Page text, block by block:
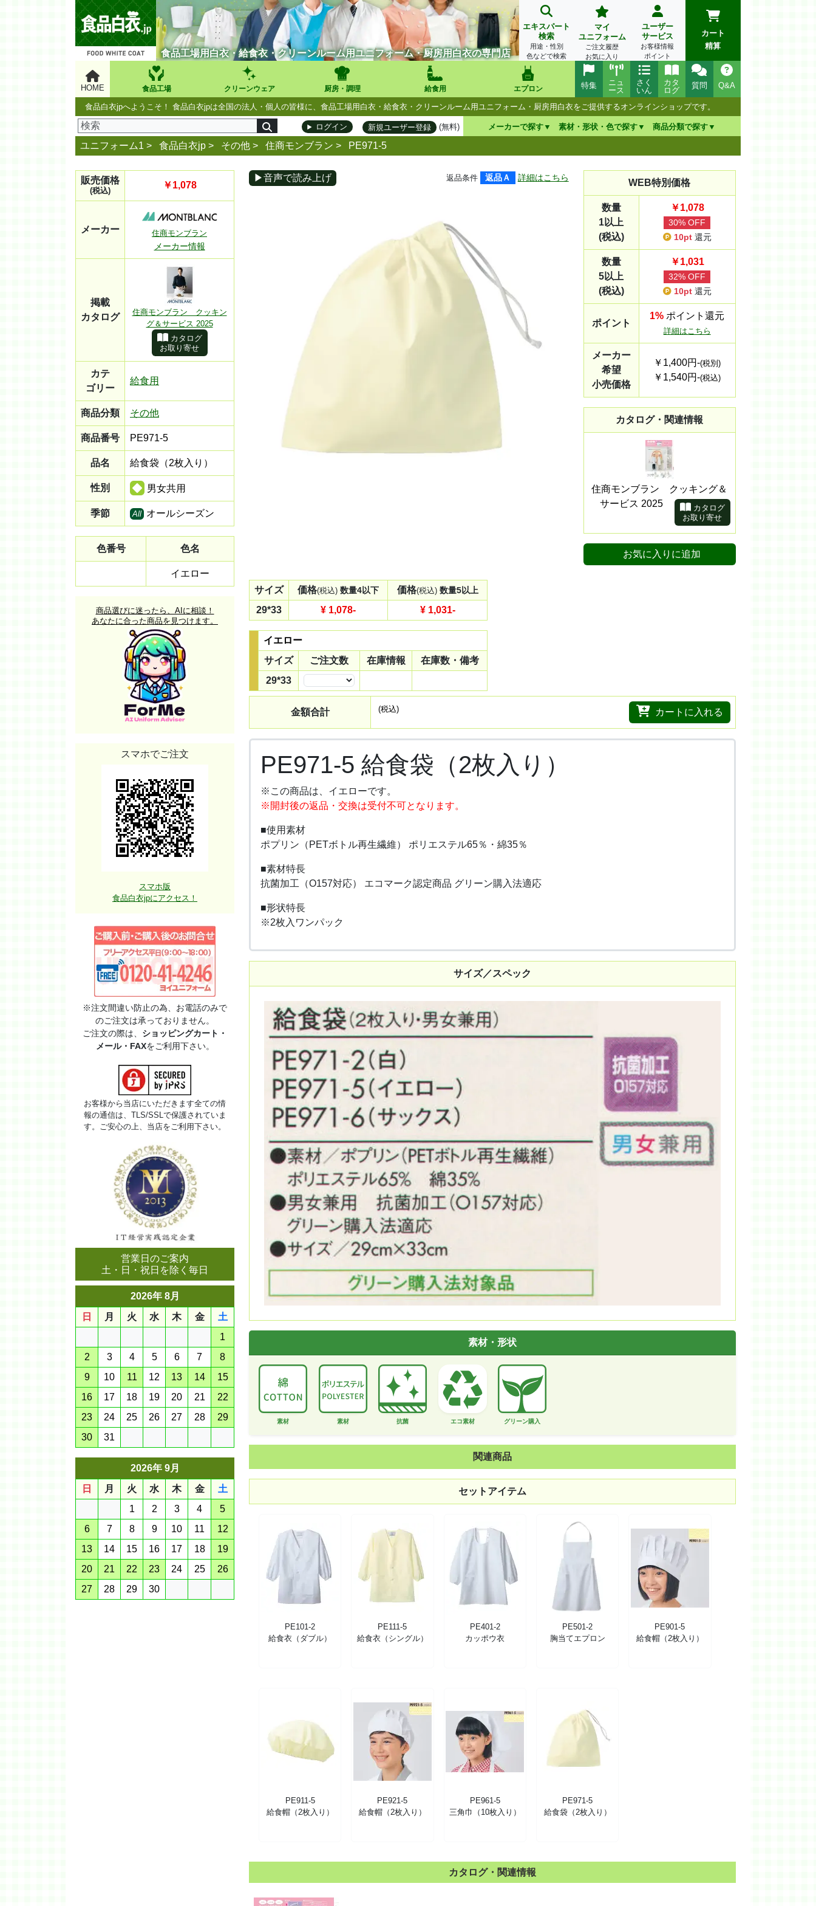
食品工場用白衣・給食衣・クリーンルーム用ユニフォーム・厨房用白衣の専門店
エキスパート
検索
用途・性別
色などで検索
マイ
ユニフォーム
ご注文履歴
お気に入り
ユーザー
サービス
お客様情報
ポイント
カート
精算
HOME 食品工場 クリーンウェア 厨房・調理 給食用 エプロン Q&A
質問
カタ
ログ
さく
いん
ニュ
ース
特集
食品白衣jpへようこそ！ 食品白衣jpは全国の法人・個人の皆様に、食品工場用白衣・給食衣・クリーンルーム用ユニフォーム・厨房用白衣をご提供するオンラインショップです。
ログイン 新規ユーザー登録 (無料) メーカーで探す 素材・形状・色で探す 商品分類で探す
ユニフォーム1 > 食品白衣jp > その他 > 住商モンブラン > PE971-5
販売価格
(税込)
￥1,078
メーカー 住商モンブラン
メーカー情報
掲載
カタログ
住商モンブラン クッキン
グ＆サービス 2025
カタログ
お取り寄せ
カテ
ゴリー
給食用
商品分類 その他
商品番号 PE971-5
品名 給食袋（2枚入り）
性別 男女共用
季節 All オールシーズン
色番号 色名
イエロー
商品選びに迷ったら、AIに相談！
あなたに合った商品を見つけます。
スマホでご注文
スマホ版
食品白衣jpにアクセス！
※注文間違い防止の為、お電話のみで
のご注文は承っておりません。
ご注文の際は、 ショッピングカート・
メール・FAXをご利用下さい。
お客様から当店にいただきます全ての情
報の通信は、TLS/SSLで保護されていま
す。ご安心の上、当店をご利用下さい。
営業日のご案内
土・日・祝日を除く毎日
2026年 8月
日
月 火 水 木 金
土
1
2
3 4 5 6 7
8
9
10 11 12 13 14
15
16
17 18 19 20 21
22
23
24 25 26 27 28
29
30
31
2026年 9月
日
月 火 水 木 金
土
1
2 3 4
5
6
7 8 9 10 11
12
13
14 15 16 17 18
19
20
21 22 23 24 25
26
27
28 29 30
▶音声で読み上げ 返品条件 返品Ａ 詳細はこちら WEB特別価格
数量
1以上
(税込)
￥1,078
30% OFF
10pt 還元
数量
5以上
(税込)
￥1,031
32% OFF
10pt 還元
ポイント
1% ポイント還元
詳細はこちら
メーカー
希望
小売価格
￥1,400円-(税別)
￥1,540円-(税込)
カタログ・関連情報
住商モンブラン クッキング＆
サービス 2025
カタログ
お取り寄せ
お気に入りに追加
サイズ 価格(税込) 数量4以下 価格(税込) 数量5以上
29*33 ¥ 1,078- ¥ 1,031-
イエロー
サイズ
ご注文数 在庫情報
在庫数・備考
29*33
金額合計 (税込) カートに入れる
PE971-5 給食袋（2枚入り）
※この商品は、イエローです。
※開封後の返品・交換は受付不可となります。
■使用素材
ポプリン（PETボトル再生繊維） ポリエステル65％・綿35％
■素材特長
抗菌加工（O157対応） エコマーク認定商品 グリーン購入法適応
■形状特長
※2枚入ワンパック
サイズ／スペック
素材・形状
素材 素材 抗菌 エコ素材 グリーン購入
関連商品
セットアイテム
PE101-2
給食衣（ダブル）
PE111-5
給食衣（シングル）
PE401-2
カッポウ衣
PE501-2
胸当てエプロン
PE901-5
給食帽（2枚入り）
PE911-5
給食帽（2枚入り）
PE921-5
給食帽（2枚入り）
PE961-5
三角巾（10枚入り）
PE971-5
給食袋（2枚入り）
カタログ・関連情報